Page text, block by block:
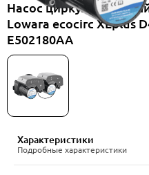
Насос
Lowara ecocirc XLplus
E502180AA
Характеристики
Подробные характеристики